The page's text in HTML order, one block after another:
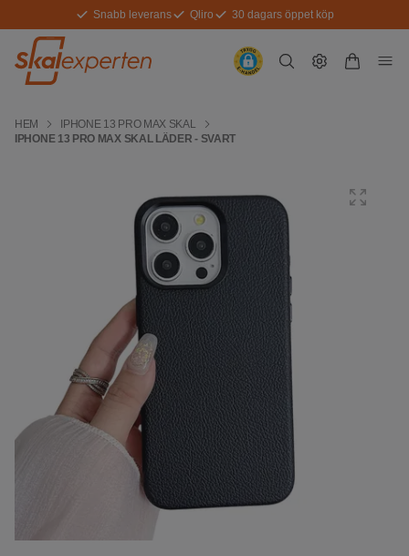
Snabb leverans Qliro 30 dagars öppet köp
HEM
IPHONE 13 PRO MAX SKAL
IPHONE 13 PRO MAX SKAL LÄDER - SVART